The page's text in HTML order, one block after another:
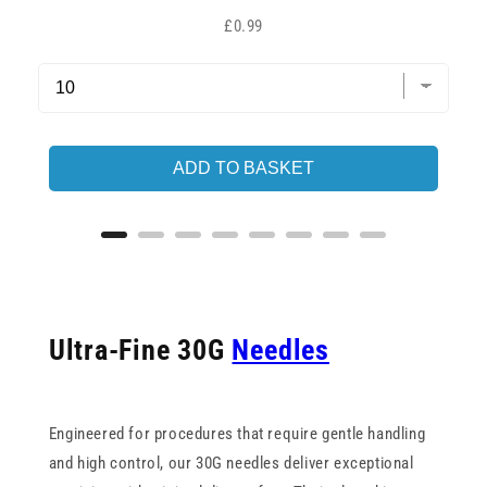
Price
£0.99
ADD TO BASKET
Ultra-Fine 30G Needles
Engineered for procedures that require gentle handling
and high control, our 30G needles deliver exceptional